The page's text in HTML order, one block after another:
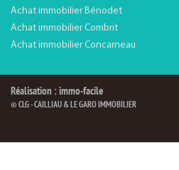
Achat immobilier Bénodet
Achat immobilier Combrit
Achat immobilier Concarneau
Réalisation : immo-facile
© CLG - CAILLIAU & LE GARO IMMOBILIER